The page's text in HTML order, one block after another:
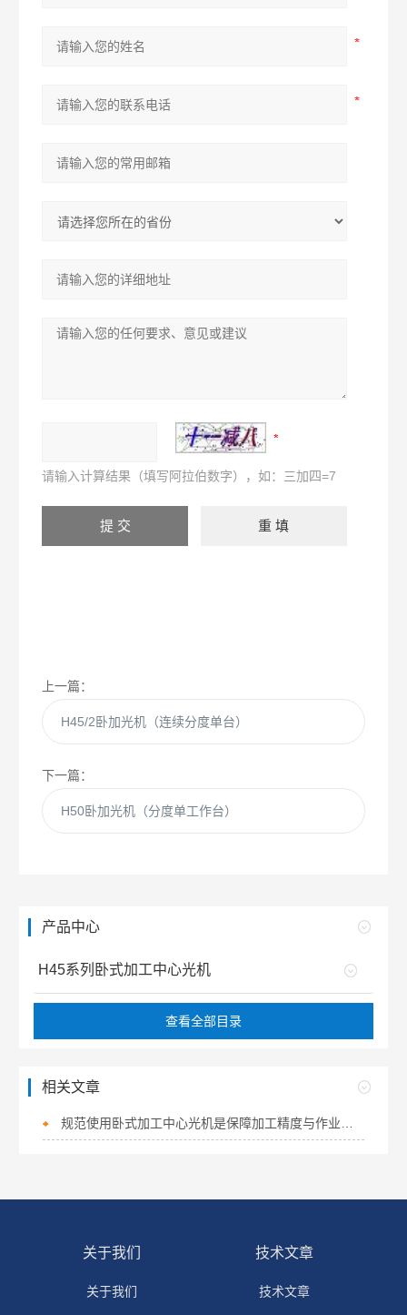
请输入计算结果（填写阿拉伯数字），如：三加四=7
上一篇：
H45/2卧加光机（连续分度单台）
下一篇：
H50卧加光机（分度单工作台）
产品中心
H45系列卧式加工中心光机
查看全部目录
相关文章
关于我们
关于我们
技术文章
技术文章